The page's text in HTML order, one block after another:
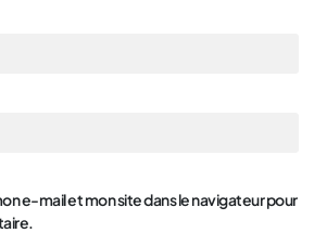
e-mail et mon site dans le navigateur pour